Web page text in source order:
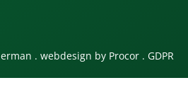
. webdesign by Procor . GDPR